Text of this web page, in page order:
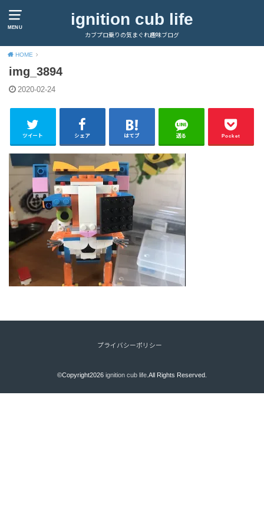
MENU ignition cub life
カブプロ乗りの気まぐれ趣味ブログ
HOME
img_3894
2020-02-24
ツイート シェア はてブ 送る Pocket
プライバシーポリシー
©Copyright2026 ignition cub life.All Rights Reserved.